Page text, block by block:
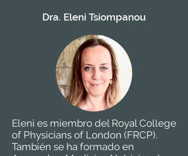
Dra. Eleni Tsiompanou
Eleni es miembro del Royal College
of Physicians of London (FRCP).
También se ha formado en